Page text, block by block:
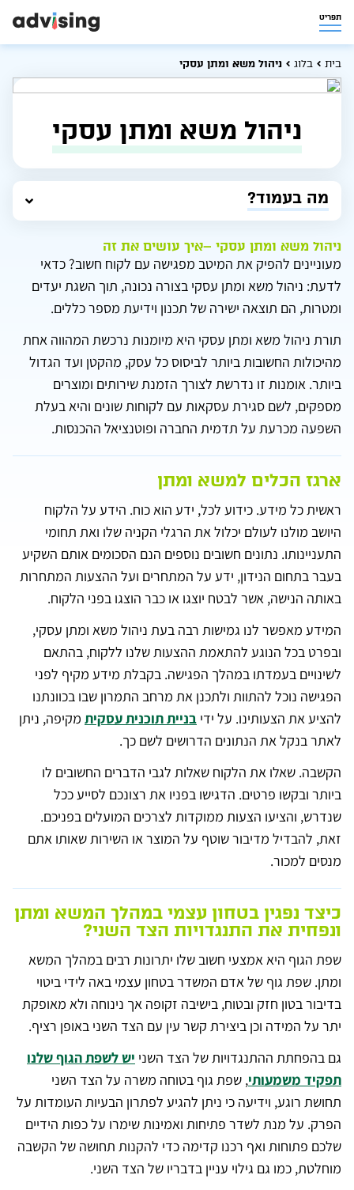
תפריט
בית בלוג ניהול משא ומתן עסקי
ניהול משא ומתן עסקי
מה בעמוד?
ניהול משא ומתן עסקי –איך עושים את זה
מעוניינים להפיק את המיטב מפגישה עם לקוח חשוב? כדאי
לדעת: ניהול משא ומתן עסקי בצורה נכונה, תוך השגת יעדים
ומטרות, הם תוצאה ישירה של תכנון וידיעת מספר כללים.
תורת ניהול משא ומתן עסקי היא מיומנות נרכשת המהווה אחת
מהיכולות החשובות ביותר לביסוס כל עסק, מהקטן ועד הגדול
ביותר. אומנות זו נדרשת לצורך הזמנת שירותים ומוצרים
מספקים, לשם סגירת עסקאות עם לקוחות שונים והיא בעלת
השפעה מכרעת על תדמית החברה ופוטנציאל ההכנסות.
ארגז הכלים למשא ומתן
ראשית כל מידע. כידוע לכל, ידע הוא כוח. הידע על הלקוח
היושב מולנו לעולם יכלול את הרגלי הקניה שלו ואת תחומי
התעניינותו. נתונים חשובים נוספים הנם הסכומים אותם השקיע
בעבר בתחום הנידון, ידע על המתחרים ועל ההצעות המתחרות
באותה הנישה, אשר לבטח יוצגו או כבר הוצגו בפני הלקוח.
המידע מאפשר לנו גמישות רבה בעת ניהול משא ומתן עסקי,
ובפרט בכל הנוגע להתאמת ההצעות שלנו ללקוח, בהתאם
לשינויים בעמדתו במהלך הפגישה. בקבלת מידע מקיף לפני
הפגישה נוכל להתוות ולתכנן את מרחב התמרון שבו בכוונתנו
להציע את הצעותינו. על ידי בניית תוכנית עסקית מקיפה, ניתן
לאתר בנקל את הנתונים הדרושים לשם כך.
הקשבה. שאלו את הלקוח שאלות לגבי הדברים החשובים לו
ביותר ובקשו פרטים. הדגישו בפניו את רצונכם לסייע ככל
שנדרש, והציעו הצעות ממוקדות לצרכים המועלים בפניכם.
זאת, להבדיל מדיבור שוטף על המוצר או השירות שאותו אתם
מנסים למכור.
כיצד נפגין בטחון עצמי במהלך המשא ומתן
ונפחית את התנגדויות הצד השני?
שפת הגוף היא אמצעי חשוב שלו יתרונות רבים במהלך המשא
ומתן. שפת גוף של אדם המשדר בטחון עצמי באה לידי ביטוי
בדיבור בטון חזק ובטוח, בישיבה זקופה אך נינוחה ולא מאופקת
יתר על המידה וכן ביצירת קשר עין עם הצד השני באופן רציף.
גם בהפחתת ההתנגדויות של הצד השני יש לשפת הגוף שלנו
תפקיד משמעותי, שפת גוף בטוחה משרה על הצד השני
תחושת רוגע, וידיעה כי ניתן להגיע לפתרון הבעיות העומדות על
הפרק. על מנת לשדר פתיחות ואמינות שימרו על כפות הידיים
שלכם פתוחות ואף רכנו קדימה כדי להקנות תחושה של הקשבה
מוחלטת, כמו גם גילוי עניין בדבריו של הצד השני.